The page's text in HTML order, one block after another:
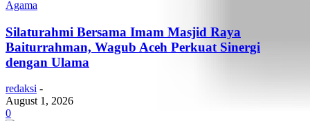
Agama
Silaturahmi Bersama Imam Masjid Raya
Baiturrahman, Wagub Aceh Perkuat Sinergi
dengan Ulama
redaksi -
August 1, 2026
0